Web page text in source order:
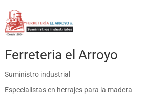
Ferreteria el Arroyo
Suministro industrial
Especialistas en herrajes para la madera